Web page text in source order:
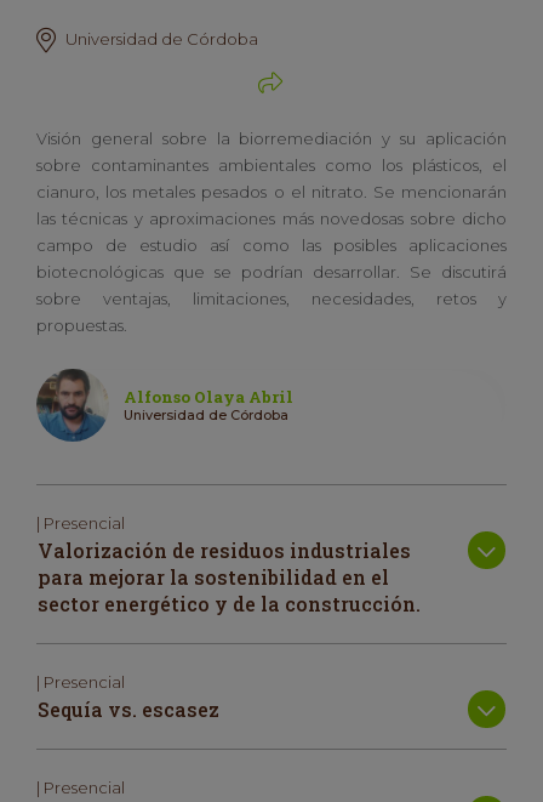
Universidad de Córdoba
Visión general sobre la biorremediación y su aplicación
sobre contaminantes ambientales como los plásticos, el
cianuro, los metales pesados o el nitrato. Se mencionarán
las técnicas y aproximaciones más novedosas sobre dicho
campo de estudio así como las posibles aplicaciones
biotecnológicas que se podrían desarrollar. Se discutirá
sobre ventajas, limitaciones, necesidades, retos y
propuestas.
Alfonso Olaya Abril
Universidad de Córdoba
| Presencial
Valorización de residuos industriales
para mejorar la sostenibilidad en el
sector energético y de la construcción.
| Presencial
Sequía vs. escasez
| Presencial